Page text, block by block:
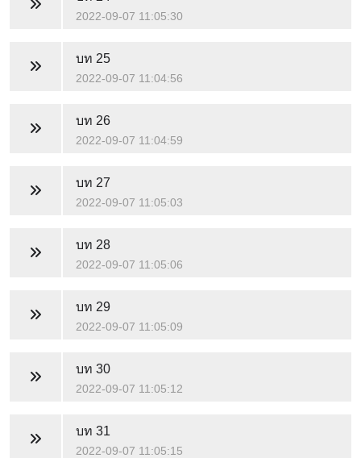
2022-09-07 11:05:30
บท 25
2022-09-07 11:04:56
บท 26
2022-09-07 11:04:59
บท 27
2022-09-07 11:05:03
บท 28
2022-09-07 11:05:06
บท 29
2022-09-07 11:05:09
บท 30
2022-09-07 11:05:12
บท 31
2022-09-07 11:05:15